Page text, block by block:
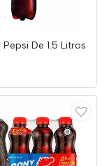
De 1.5 Litros